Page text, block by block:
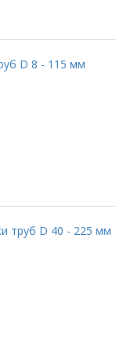
D 8 - 115 мм
труб D 40 - 225 мм